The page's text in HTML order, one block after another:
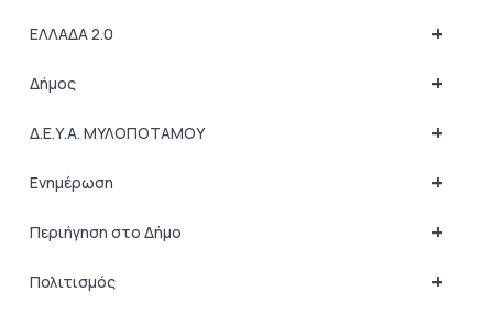
+
ΕΛΛΑΔΑ 2.0
+
Δήμος
+
Δ.Ε.Υ.Α. ΜΥΛΟΠΟΤΑΜΟΥ
+
Ενημέρωση
+
Περιήγηση στο Δήμο
+
Πολιτισμός